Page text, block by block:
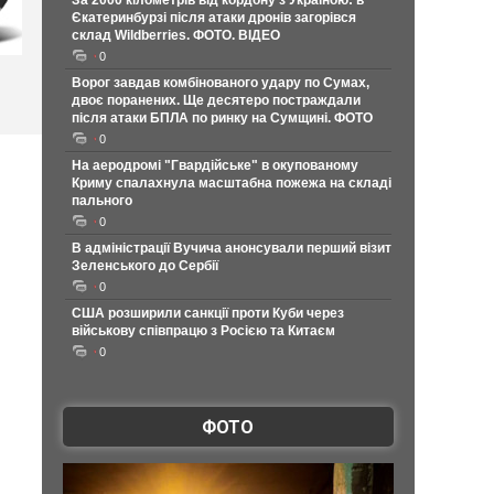
Єкатеринбурзі після атаки дронів загорівся
склад Wildberries. ФОТО. ВІДЕО
0
Ворог завдав комбінованого удару по Сумах,
двоє поранених. Ще десятеро постраждали
після атаки БПЛА по ринку на Сумщині. ФОТО
0
На аеродромі "Гвардійське" в окупованому
Криму спалахнула масштабна пожежа на складі
пального
0
В адміністрації Вучича анонсували перший візит
Зеленського до Сербії
0
США розширили санкції проти Куби через
військову співпрацю з Росією та Китаєм
0
ФОТО